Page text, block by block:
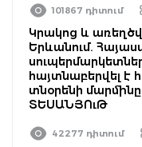
101867 դիտում
Կրակոց և
Երևանում.
հայտնաբերվել է
տնօրենի
ՏԵՍԱՆՅՈւԹ
42277 դիտում